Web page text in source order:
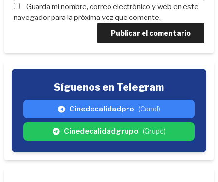
Guarda mi nombre, correo electrónico y web en este
navegador para la próxima vez que comente.
Síguenos en Telegram
Cinedecalidadpro (Canal)
Cinedecalidadgrupo (Grupo)